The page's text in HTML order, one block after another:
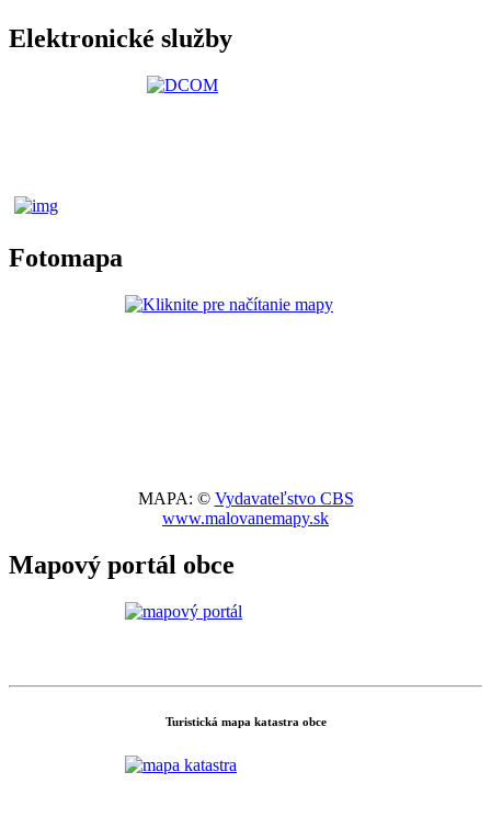
Elektronické služby
Fotomapa
MAPA: © Vydavateľstvo CBS
www.malovanemapy.sk
Mapový portál obce
Turistická mapa katastra obce